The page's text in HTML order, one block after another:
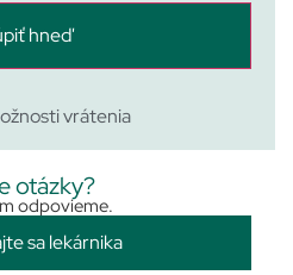
hneď
vrátenia
otázky?
odpovieme.
sa lekárnika